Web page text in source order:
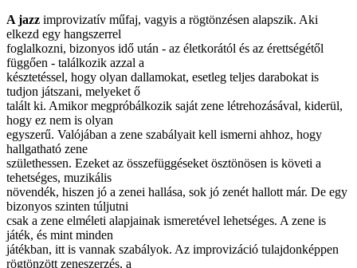
A jazz improvizatív műfaj, vagyis a rögtönzésen alapszik. Aki
elkezd egy hangszerrel
foglalkozni, bizonyos idő után - az életkorától és az érettségétől
függően - találkozik azzal a
késztetéssel, hogy olyan dallamokat, esetleg teljes darabokat is
tudjon játszani, melyeket ő
talált ki. Amikor megpróbálkozik saját zene létrehozásával, kiderül,
hogy ez nem is olyan
egyszerű. Valójában a zene szabályait kell ismerni ahhoz, hogy
hallgatható zene
születhessen. Ezeket az összefüggéseket ösztönösen is követi a
tehetséges, muzikális
növendék, hiszen jó a zenei hallása, sok jó zenét hallott már. De egy
bizonyos szinten túljutni
csak a zene elméleti alapjainak ismeretével lehetséges. A zene is
játék, és mint minden
játékban, itt is vannak szabályok. Az improvizáció tulajdonképpen
rögtönzött zeneszerzés, a